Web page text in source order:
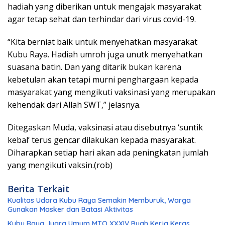
hadiah yang diberikan untuk mengajak masyarakat
agar tetap sehat dan terhindar dari virus covid-19.
“Kita berniat baik untuk menyehatkan masyarakat
Kubu Raya. Hadiah umroh juga unutk menyehatkan
suasana batin. Dan yang ditarik bukan karena
kebetulan akan tetapi murni penghargaan kepada
masyarakat yang mengikuti vaksinasi yang merupakan
kehendak dari Allah SWT,” jelasnya.
Ditegaskan Muda, vaksinasi atau disebutnya ‘suntik
kebal’ terus gencar dilakukan kepada masyarakat.
Diharapkan setiap hari akan ada peningkatan jumlah
yang mengikuti vaksin.(rob)
Berita Terkait
Kualitas Udara Kubu Raya Semakin Memburuk, Warga
Gunakan Masker dan Batasi Aktivitas